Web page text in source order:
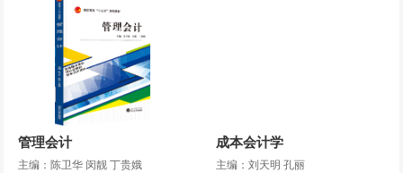
管理会计
主编：陈卫华 闵靓 丁贵娥
成本会计学
主编：刘天明 孔丽